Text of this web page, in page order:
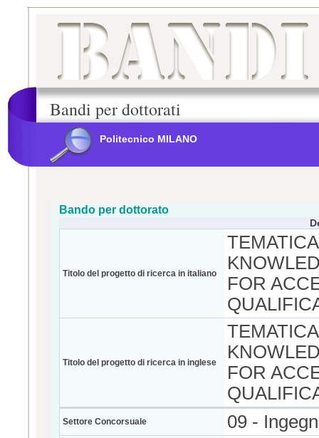
Bandi per dottorati
Politecnico MILANO
Bando per dottorato
Titolo del progetto di ricerca in italiano
FOR
Titolo del progetto di ricerca in inglese
FOR
Settore Concorsuale 09 -